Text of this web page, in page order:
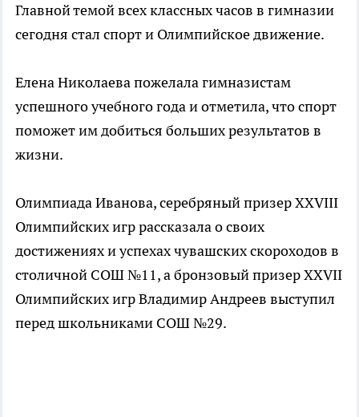
Главной темой всех классных часов в гимназии
сегодня стал спорт и Олимпийское движение.
Елена Николаева пожелала гимназистам
успешного учебного года и отметила, что спорт
поможет им добиться больших результатов в
жизни.
Олимпиада Иванова, серебряный призер XXVIII
Олимпийских игр рассказала о своих
достижениях и успехах чувашских скороходов в
столичной СОШ №11, а бронзовый призер XXVII
Олимпийских игр Владимир Андреев выступил
перед школьниками СОШ №29.